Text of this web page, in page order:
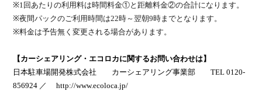
※1回あたりの利用料は時間料金①と距離料金②の合計になります。
※夜間パックのご利用時間は22時～翌朝9時までとなります。
※料金は予告無く変更される場合があります。
【カーシェアリング・エコロカに関するお問い合わせは】
日本駐車場開発株式会社 カーシェアリング事業部TEL 0120-
856924 ／http://www.ecoloca.jp/